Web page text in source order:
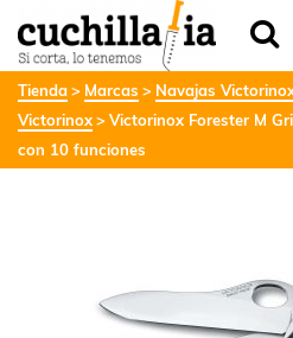
Tienda Marcas Navajas
Victorinox
Victorinox Forester M
con 10 funciones